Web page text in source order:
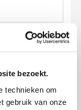
bezoekt.
technieken om
gebruik van onze